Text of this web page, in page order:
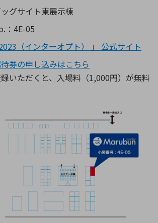
グサイト東展示棟
：4E-05
（インターオプト） 」 公式サイト
券の申し込みはこちら
いただくと、入場料（1,000円）が無料